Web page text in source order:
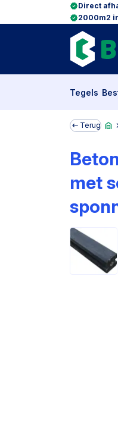
Direct
2000m2
Tegels
Terug
met